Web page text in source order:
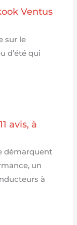
Ventus
sur le
d’été qui
avis, à
démarquent
un
à